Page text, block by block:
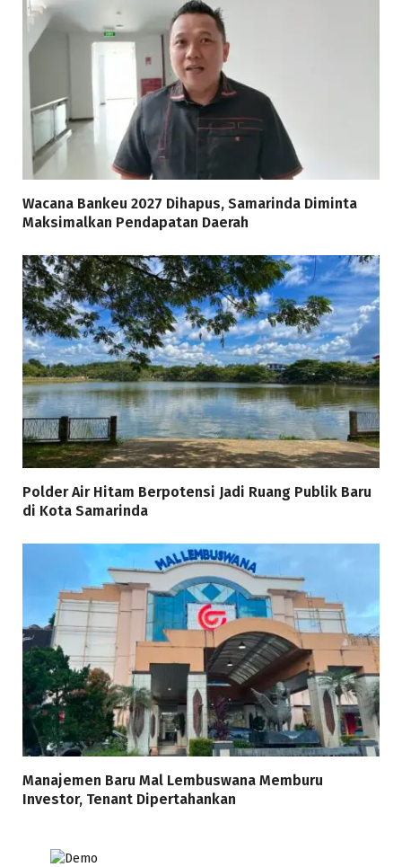
Wacana Bankeu 2027 Dihapus, Samarinda Diminta
Maksimalkan Pendapatan Daerah
Polder Air Hitam Berpotensi Jadi Ruang Publik Baru
di Kota Samarinda
Manajemen Baru Mal Lembuswana Memburu
Investor, Tenant Dipertahankan